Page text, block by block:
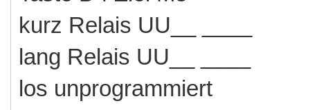
kurz Relais UU__ ____
lang Relais UU__ ____
los unprogrammiert